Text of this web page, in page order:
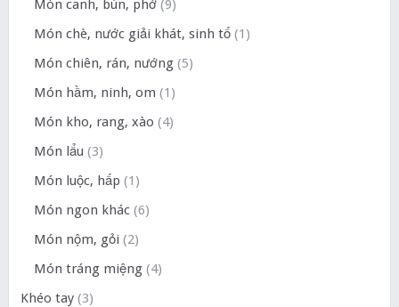
Món canh, bún, phở(9)
Món chè, nước giải khát, sinh tố(1)
Món chiên, rán, nướng(5)
Món hầm, ninh, om (1)
Món kho, rang, xào (4)
Món lẩu (3)
Món luộc, hấp (1)
Món ngon khác(6)
Món nộm, gỏi(2)
Món tráng miệng(4)
Khéo tay(3)